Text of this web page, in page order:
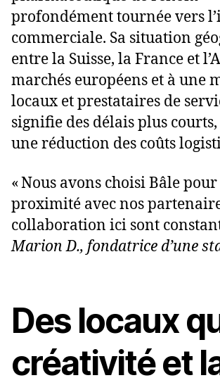
profondément tournée vers
commerciale. Sa situation
entre la Suisse, la France et
marchés européens et à une
locaux et prestataires de
signifie des délais plus
une réduction des coûts
« Nous avons choisi Bâle
proximité avec nos
collaboration ici sont
Marion D., fondatrice d’une
Des locaux
créativité et